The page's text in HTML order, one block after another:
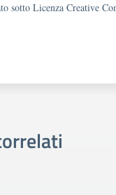
sotto Licenza Creative